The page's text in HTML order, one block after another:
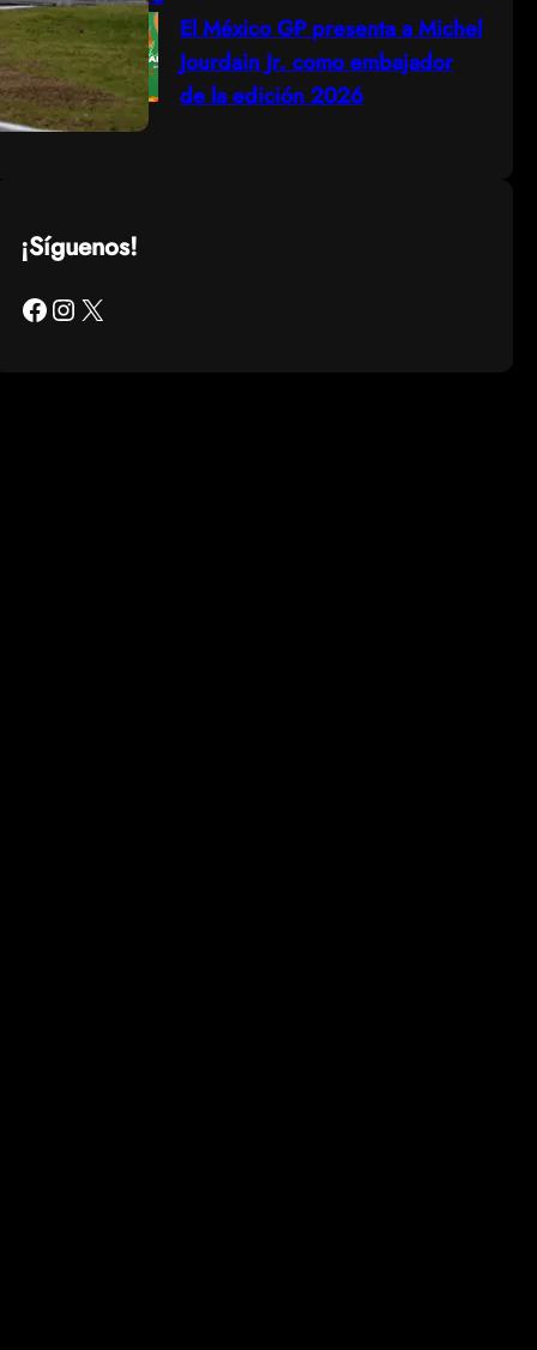
El México GP presenta a Michel
Jourdain Jr. como embajador
de la edición 2026
¡Síguenos!
Facebook Instagram X